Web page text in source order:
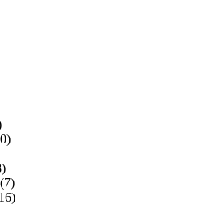
(7)